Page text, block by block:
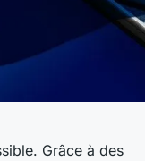
Grâce à des